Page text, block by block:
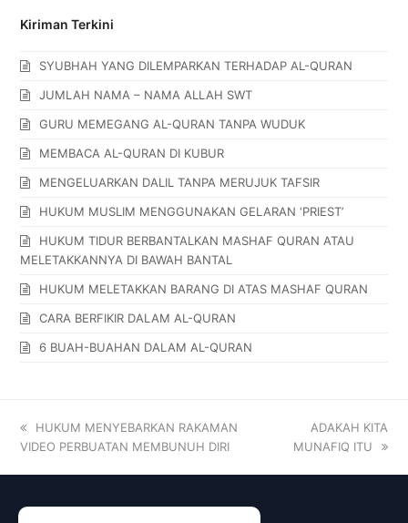
Kiriman Terkini
SYUBHAH YANG DILEMPARKAN TERHADAP AL-QURAN
JUMLAH NAMA – NAMA ALLAH SWT
GURU MEMEGANG AL-QURAN TANPA WUDUK
MEMBACA AL-QURAN DI KUBUR
MENGELUARKAN DALIL TANPA MERUJUK TAFSIR
HUKUM MUSLIM MENGGUNAKAN GELARAN ‘PRIEST’
HUKUM TIDUR BERBANTALKAN MASHAF QURAN ATAU
MELETAKKANNYA DI BAWAH BANTAL
HUKUM MELETAKKAN BARANG DI ATAS MASHAF QURAN
CARA BERFIKIR DALAM AL-QURAN
6 BUAH-BUAHAN DALAM AL-QURAN
HUKUM MENYEBARKAN RAKAMAN
VIDEO PERBUATAN MEMBUNUH DIRI
ADAKAH KITA
MUNAFIQ ITU